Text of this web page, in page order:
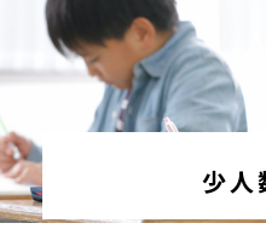
少人